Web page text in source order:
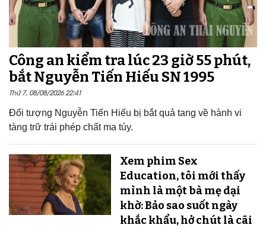
Công an kiểm tra lúc 23 giờ 55 phút,
bắt Nguyễn Tiến Hiếu SN 1995
Thứ 7, 08/08/2026 22:41
Đối tượng Nguyễn Tiến Hiếu bị bắt quả tang về hành vi
tàng trữ trái phép chất ma túy.
Xem phim Sex
Education, tôi mới thấy
mình là một bà mẹ dại
khờ: Bảo sao suốt ngày
khắc khẩu, hở chút là cãi